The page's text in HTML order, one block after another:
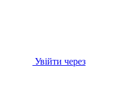
Увійти через